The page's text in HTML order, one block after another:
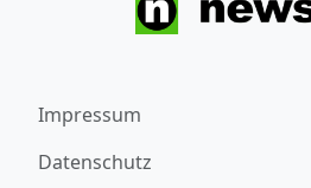
Impressum
Datenschutz